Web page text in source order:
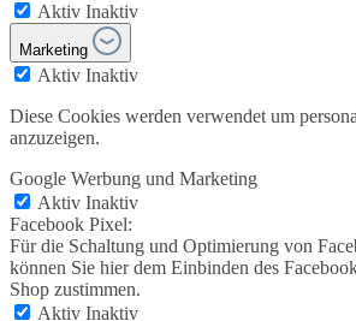
Aktiv Inaktiv
Marketing
Aktiv Inaktiv
Diese Cookies werden verwendet um
anzuzeigen.
Google Werbung und Marketing
Aktiv Inaktiv
Facebook Pixel:
Für die Schaltung und Optimierung von
können Sie hier dem Einbinden des
Shop zustimmen.
Aktiv Inaktiv